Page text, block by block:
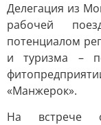
Делегация из
рабочей
потенциалом
и туризма –
«Манжерок».
На встрече с